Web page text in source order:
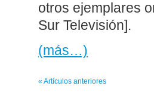
otros ejemplares
Sur Televisión].
(más…)
« Artículos anteriores